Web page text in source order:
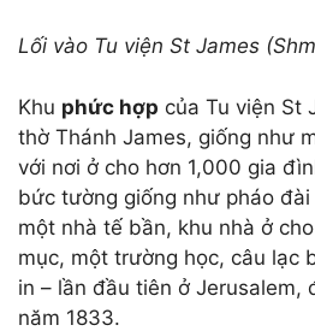
Lối vào Tu viện St James
Khu phức hợp của Tu viện St
thờ Thánh James, giống như
với nơi ở cho hơn 1,000 gia
bức tường giống như pháo
một nhà tế bần, khu nhà ở
mục, một trường học, câu lạc
in – lần đầu tiên ở Jerusalem,
năm 1833.